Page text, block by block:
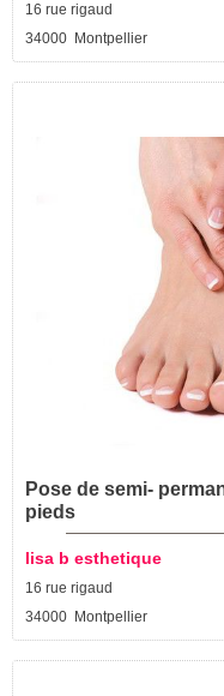
16 rue rigaud
34000 Montpellier
Pose de semi-
pieds
lisa b esthetique
16 rue rigaud
34000 Montpellier